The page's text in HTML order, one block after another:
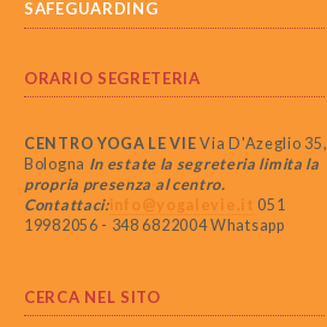
SAFEGUARDING
ORARIO SEGRETERIA
CENTRO YOGA LE VIE Via D'Azeglio 35,
Bologna In estate la segreteria limita la
propria presenza al centro.
Contattaci:info@yogalevie.it
051
19982056 - 348 6822004 Whatsapp
CERCA NEL SITO